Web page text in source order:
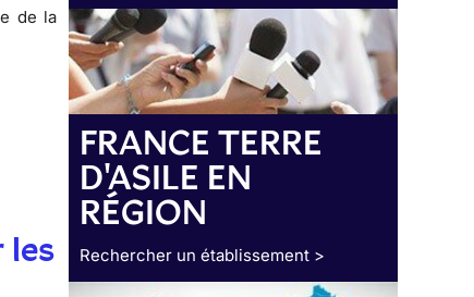
de la
les
FRANCE TERRE
D'ASILE EN
RÉGION
Rechercher un établissement >